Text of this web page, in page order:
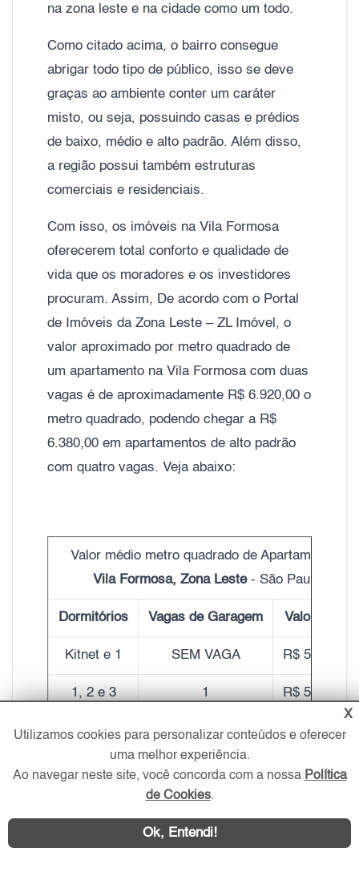
na zona leste e na cidade como um todo.
Como citado acima, o bairro consegue
abrigar todo tipo de público, isso se deve
graças ao ambiente conter um caráter
misto, ou seja, possuindo casas e prédios
de baixo, médio e alto padrão. Além disso,
a região possui também estruturas
comerciais e residenciais.
Com isso, os imóveis na Vila Formosa
oferecerem total conforto e qualidade de
vida que os moradores e os investidores
procuram. Assim, De acordo com o Portal
de Imóveis da Zona Leste – ZL Imóvel, o
valor aproximado por metro quadrado de
um apartamento na Vila Formosa com duas
vagas é de aproximadamente R$ 6.920,00 o
metro quadrado, podendo chegar a R$
6.380,00 em apartamentos de alto padrão
com quatro vagas. Veja abaixo:
Valor médio metro quadrado de Apartamentos
Vila Formosa, Zona Leste- São Paulo
Dormitórios Vagas de Garagem Valor do m²
Kitnet e 1 SEM VAGA R$ 5.820,00
1, 2 e 3 1 R$ 5.900,00
2 e 3 2 R$ 6.920,00
3 e 4 R$ 6.290,00
X
Utilizamos cookies para personalizar conteúdos e oferecer
uma melhor experiência.
Ao navegar neste site, você concorda com a nossa Política
de Cookies.
Ok, Entendi!